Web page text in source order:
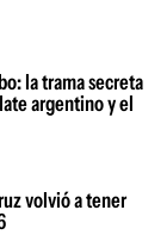
la trama secreta
argentino y el
volvió a tener